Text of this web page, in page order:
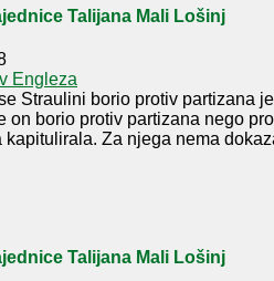
Talijana Mali Lošinj
Engleza
Straulini borio protiv partizana
on borio protiv partizana nego
Za njega nema
Talijana Mali Lošinj